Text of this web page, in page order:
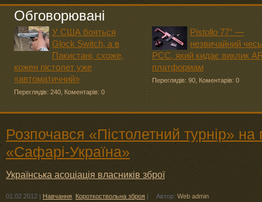
Обговорювані
У США бояться
Glock Switch, а в
Пакистані, схоже,
кожен пістолет уже
«автоматичний»
Переглядів: 240 Коментарів: 0
Pistollo 77° —
незвичайний
PCC, який кидає виклик
платформам
Переглядів: 90 Коментарів: 0
Розпочався «Пістолетний турнір» на
«Сафарі-Україна»
Українська асоціація власників зброї
01.02.2012 Навчання Короткоствольна зброя Автор: Web admin